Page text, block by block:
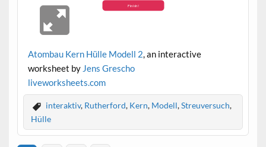
Atombau Kern Hülle Modell 2, an interactive
worksheet by Jens Grescho
liveworksheets.com
interaktiv, Rutherford, Kern, Modell,Streuversuch,
Hülle